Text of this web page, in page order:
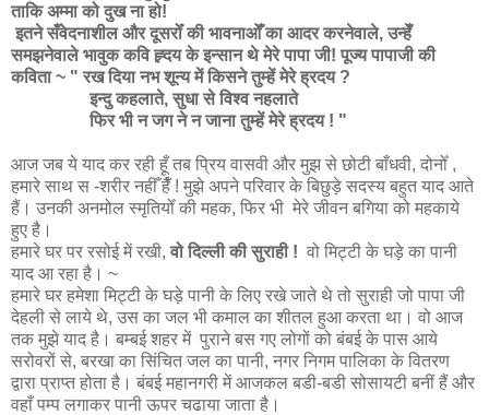
ताकि अम्मा को दुख ना हो!
इतने सँवेदनाशील और दूसरोँ की भावनाओँ का आदर करनेवाले,उन्हेँ
समझनेवाले भावुक कवि ह्र्दय के इन्सान थे मेरे पापा जी! पूज्य पापाजी की
कविता ~ " रख दिया नभ शून्य में किसने तुम्हें मेरे ह्रदय ?
इन्दु कहलाते, सुधा से विश्व नहलाते
फिर भी न जग ने न जानातुम्हें मेरे ह्रदय ! "
आज जब ये याद कर रही हूँ तब प्रिय वासवी और मुझ से छोटी बाँधवी, दोनोँ ,
हमारे साथ स -शरीर नहीँ हैँ ! मुझे अपने परिवार के बिछुड़े सदस्य बहुत याद आते
हैं। उनकी अनमोल स्मृतियोँ की महक, फिर भी मेरे जीवन बगिया को महकाये
हुए है।
हमारे घर पर रसोई में रखी,वो दिल्ली की सुराही ! वो मिट्टी के घड़े का पानी
याद आ रहा है। ~
हमारे घर हमेशा मिट्टी के घड़े पानी के लिए रखे जाते थे तो सुराही जो पापा जी
देहली से लाये थे, उस का जल भी कमाल का शीतल हुआ करता था। वो आज
तक मुझे याद है। बम्बई शहर में पुराने बस गए लोगों को बंबई के पास आये
सरोवरों से, बरखा का सिंचित जल का पानी, नगर निगम पालिका के वितरण
द्वारा प्राप्त होता है। बंबई महानगरी में आजकल बडी-बडी सोसायटी बनीं हैं और
वहाँ पम्प लगाकर पानी ऊपर चढाया जाता है।